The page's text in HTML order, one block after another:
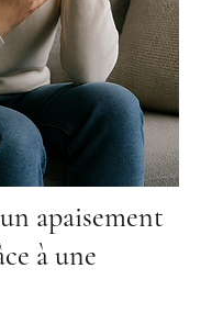
apaisement
à une